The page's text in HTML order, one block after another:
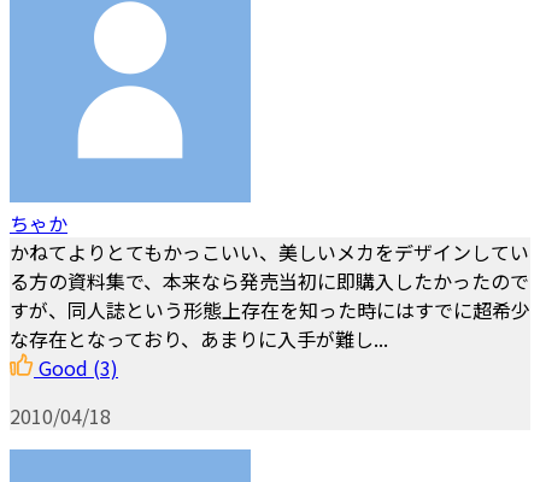
ちゃか
かねてよりとてもかっこいい、美しいメカをデザインしてい
る方の資料集で、本来なら発売当初に即購入したかったので
すが、同人誌という形態上存在を知った時にはすでに超希少
な存在となっており、あまりに入手が難し...
Good (3)
2010/04/18